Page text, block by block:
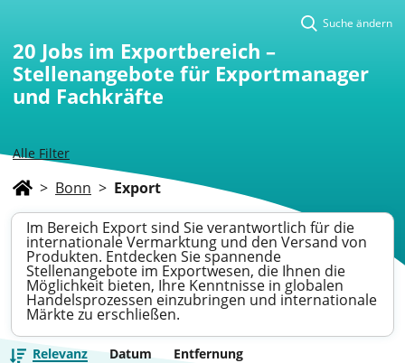
Alle Filter
Suche ändern
20 Jobs im Exportbereich –
Stellenangebote für Exportmanager
und Fachkräfte
> Bonn > Export
Im Bereich Export sind Sie verantwortlich für die
internationale Vermarktung und den Versand von
Produkten. Entdecken Sie spannende
Stellenangebote im Exportwesen, die Ihnen die
Möglichkeit bieten, Ihre Kenntnisse in globalen
Handelsprozessen einzubringen und internationale
Märkte zu erschließen.
Relevanz Datum Entfernung